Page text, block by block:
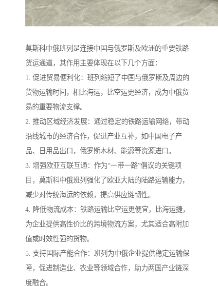
莫斯科中俄班列是连接中国与俄罗斯及欧洲的重要铁路
货运通道，其作用主要体现在以下几个方面：
1. 促进贸易便利化：班列缩短了中国与俄罗斯及周边的
货物运输时间，相比海运，比空运更经济，成为中俄贸
易的重要物流支撑。
2. 推动区域经济发展：通过稳定的铁路运输网络，带动
沿线城市的经济合作，促进产业互补，如中国电子产
品、日用品出口，俄罗斯木材、能源等资源进口。
3. 增强欧亚互联互通：作为“一带一路”倡议的关键项
目，莫斯科中俄班列强化了欧亚大陆的陆路运输能力，
减少对传统海运的依赖，提高供应链韧性。
4. 降低物流成本：铁路运输比空运更便宜，比海运捷，
为企业提供高性价比的跨境物流方案，尤其适合高附加
值或时效性强的货物。
5. 支持国际产能合作：班列为中俄企业提供稳定运输保
障，促进制造业、农业等领域合作，助力两国产业链深
度融合。